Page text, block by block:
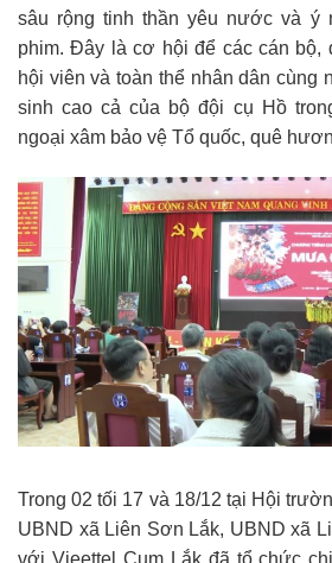
sâu rộng tinh thần yêu nước và ý
phim. Đây là cơ hội để các cán bộ,
hội viên và toàn thể nhân dân cùng
sinh cao cả của bộ đội cụ Hồ
ngoại xâm bảo vệ Tổ quốc, quê
Trong 02 tối 17 và 18/12 tại Hội
UBND xã Liên Sơn Lắk, UBND xã
với Vieettel Cụm Lắk đã tổ chức